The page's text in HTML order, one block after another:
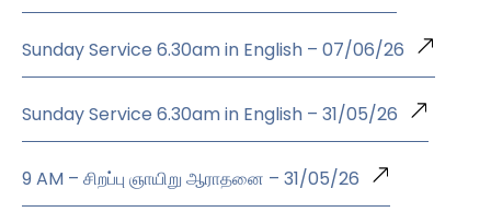
Sunday Service 6.30am in English – 07/06/26
Sunday Service 6.30am in English – 31/05/26
9 AM – சிறப்பு ஞாயிறு ஆராதனை – 31/05/26